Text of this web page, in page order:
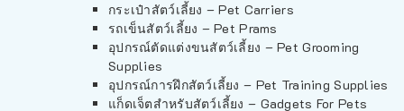
กระเป๋าสัตว์เลี้ยง – Pet Carriers
รถเข็นสัตว์เลี้ยง – Pet Prams
อุปกรณ์ตัดแต่งขนสัตว์เลี้ยง – Pet Grooming
Supplies
อุปกรณ์การฝึกสัตว์เลี้ยง – Pet Training Supplies
แก็ดเจ็ตสำหรับสัตว์เลี้ยง – Gadgets For Pets